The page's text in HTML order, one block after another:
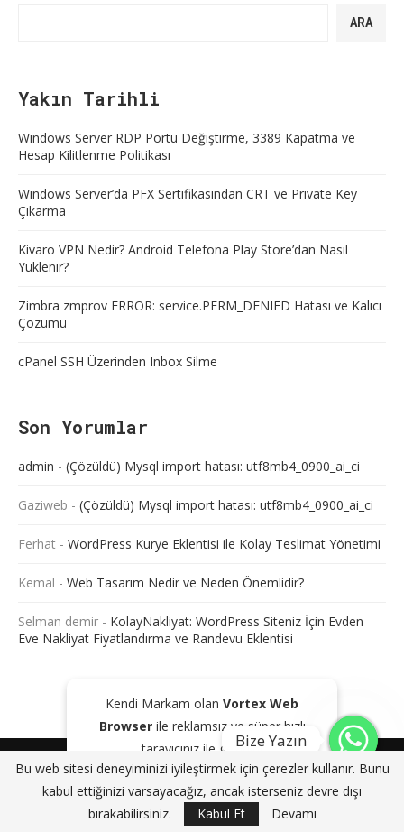
Kendi Markam olan Vortex Web
Browserile reklamsız ve süper hızlı
tarayıcınız ile gezinin!
GOOGLE PLAY'DEN İNDIR KAPAT
ARA
Yakın Tarihli
Windows Server RDP Portu Değiştirme, 3389 Kapatma ve
Hesap Kilitlenme Politikası
Windows Server’da PFX Sertifikasından CRT ve Private Key
Çıkarma
Kivaro VPN Nedir? Android Telefona Play Store’dan Nasıl
Yüklenir?
Zimbra zmprov ERROR: service.PERM_DENIED Hatası ve Kalıcı
Çözümü
cPanel SSH Üzerinden Inbox Silme
Son Yorumlar
admin - (Çözüldü) Mysql import hatası: utf8mb4_0900_ai_ci
Gaziweb - (Çözüldü) Mysql import hatası: utf8mb4_0900_ai_ci
Ferhat - WordPress Kurye Eklentisi ile Kolay Teslimat Yönetimi
Kemal - Web Tasarım Nedir ve Neden Önemlidir?
Selman demir - KolayNakliyat: WordPress Siteniz İçin Evden
Eve Nakliyat Fiyatlandırma ve Randevu Eklentisi
Bu web sitesi deneyiminizi iyileştirmek için çerezler kullanır. Bunu
kabul ettiğinizi varsayacağız, ancak isterseniz devre dışı
bırakabilirsiniz.
Kabul Et Devamı
@2024 - Tüm Haklarım Saklıdır. Sitede bulunan içeriklerin bir kısmı veya
tamamı kaynak gösterilse dahi kopyalanması, çoğaltılması ve
dağıtılması yasaktır. Aksi durumda yasal yollar ile işlem başlatacağımızı
bildiririz.
Bize Yazın